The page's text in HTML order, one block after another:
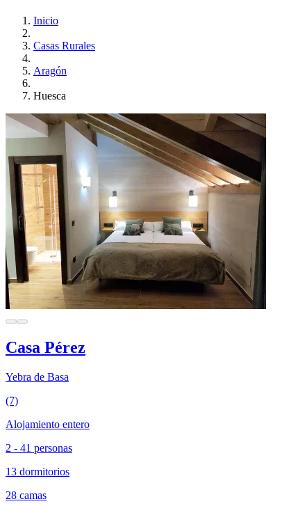
Inicio
Casas Rurales
Aragón
Huesca
Casa Pérez
Yebra de Basa
(7)
Alojamiento entero
2 - 41 personas
13 dormitorios
28 camas